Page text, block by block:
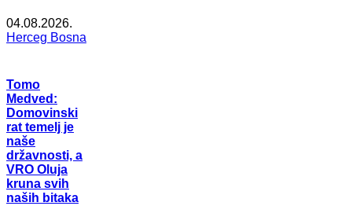
04.08.2026.
Herceg Bosna
Tomo
Medved:
Domovinski
rat temelj je
naše
državnosti, a
VRO Oluja
kruna svih
naših bitaka